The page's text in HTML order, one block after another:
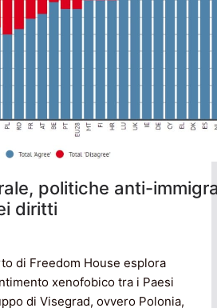
politiche anti-
diritti
di Freedom House esplora
xenofobico tra i Paesi
di Visegrad, ovvero Polonia,